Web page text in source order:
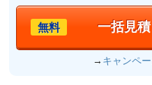
無料 一括見
→ キャンペ